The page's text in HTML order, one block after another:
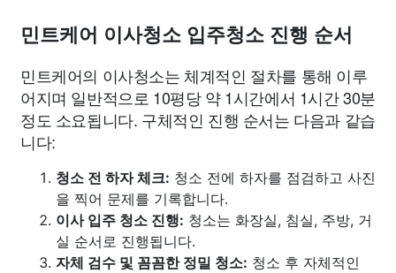
민트케어 이사청소 입주청소 진행 순서
민트케어의 이사청소는 체계적인 절차를 통해 이루
어지며 일반적으로 10평당 약 1시간에서 1시간 30분
정도 소요됩니다. 구체적인 진행 순서는 다음과 같습
니다:
청소 전 하자 체크: 청소 전에 하자를 점검하고 사진
을 찍어 문제를 기록합니다.
이사 입주 청소 진행: 청소는 화장실, 침실, 주방, 거
실 순서로 진행됩니다.
자체 검수 및 꼼꼼한 정밀 청소: 청소 후 자체적인